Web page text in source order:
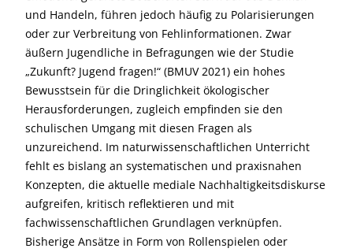
und Handeln, führen jedoch häufig zu Polarisierungen
oder zur Verbreitung von Fehlinformationen. Zwar
äußern Jugendliche in Befragungen wie der Studie
„Zukunft? Jugend fragen!“ (BMUV 2021) ein hohes
Bewusstsein für die Dringlichkeit ökologischer
Herausforderungen, zugleich empfinden sie den
schulischen Umgang mit diesen Fragen als
unzureichend. Im naturwissenschaftlichen Unterricht
fehlt es bislang an systematischen und praxisnahen
Konzepten, die aktuelle mediale Nachhaltigkeitsdiskurse
aufgreifen, kritisch reflektieren und mit
fachwissenschaftlichen Grundlagen verknüpfen.
Bisherige Ansätze in Form von Rollenspielen oder